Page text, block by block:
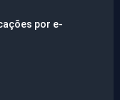
por e-